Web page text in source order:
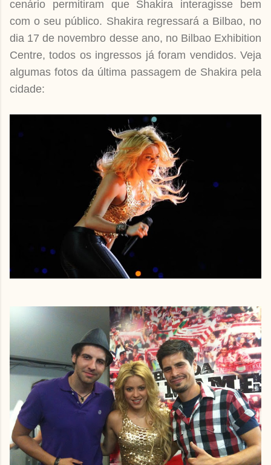
cenário permitiram que Shakira interagisse bem
com o seu público. Shakira regressará a Bilbao, no
dia 17 de novembro desse ano, no Bilbao Exhibition
Centre, todos os ingressos já foram vendidos. Veja
algumas fotos da última passagem de Shakira pela
cidade: